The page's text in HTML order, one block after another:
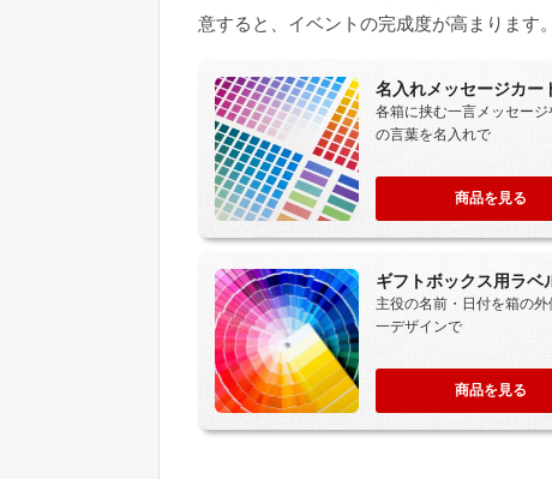
意すると、イベントの完成度が高まります
名入れメッセージカー
各箱に挟む一言メッセージ
の言葉を名入れで
商品を見る
ギフトボックス用ラベ
主役の名前・日付を箱の外
一デザインで
商品を見る